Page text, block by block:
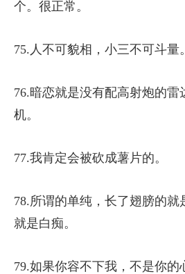
个。很正常。
75.人不可貌相，小三不可斗量。
76.暗恋就是没有配高射炮的雷
机。
77.我肯定会被砍成薯片的。
78.所谓的单纯，长了翅膀的就
就是白痴。
79.如果你容不下我，不是你